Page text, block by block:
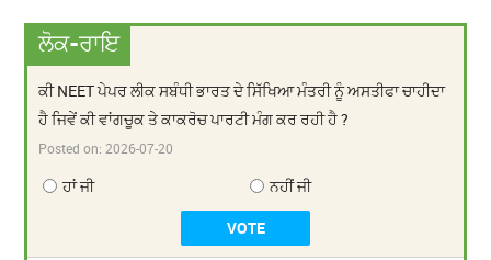
ਲੋਕ-ਰਾਇ
ਕੀ NEET ਪੇਪਰ ਲੀਕ ਸਬੰਧੀ ਭਾਰਤ ਦੇ ਸਿੱਖਿਆ ਮੰਤਰੀ ਨੂੰ ਅਸਤੀਫਾ ਚਾਹੀਦਾ
ਹੈ ਜਿਵੇਂ ਕੀ ਵਾਂਗਚੂਕ ਤੇ ਕਾਕਰੋਚ ਪਾਰਟੀ ਮੰਗ ਕਰ ਰਹੀ ਹੈ ?
Posted on:2026-07-20
ਹਾਂ ਜੀ ਨਹੀਂ ਜੀ